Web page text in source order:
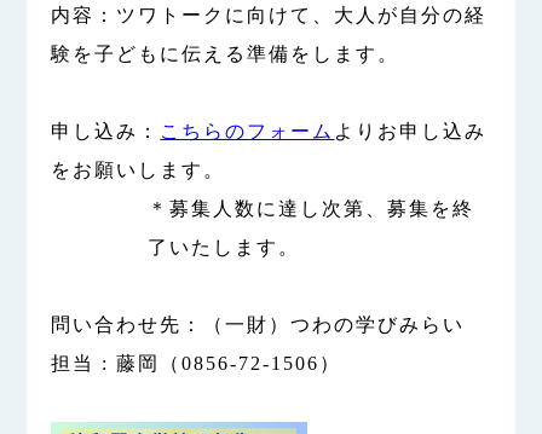
内容：ツワトークに向けて、大人が自分の経
験を子どもに伝える準備をします。
申し込み： こちらのフォーム よりお申し込み
をお願いします。
＊募集人数に達し次第、募集を終
了いたします。
問い合わせ先：（一財）つわの学びみらい
担当 : 藤岡（0856-72-1506）